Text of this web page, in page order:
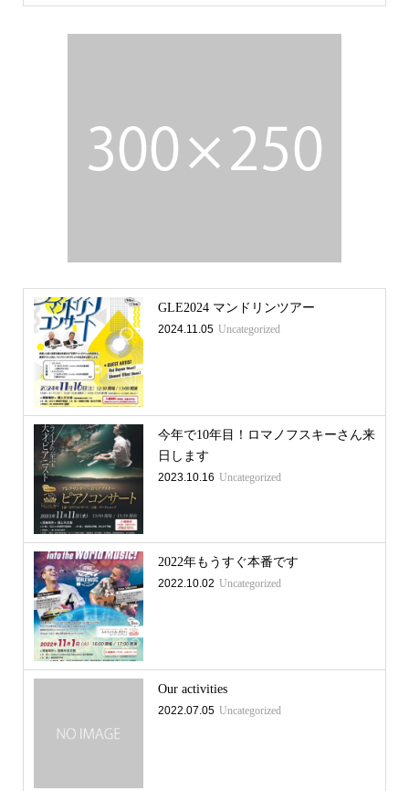
GLE2024 マンドリンツアー
2024.11.05 Uncategorized
今年で10年目！ロマノフスキーさん来
日します
2023.10.16 Uncategorized
2022年もうすぐ本番です
2022.10.02 Uncategorized
Our activities
2022.07.05 Uncategorized